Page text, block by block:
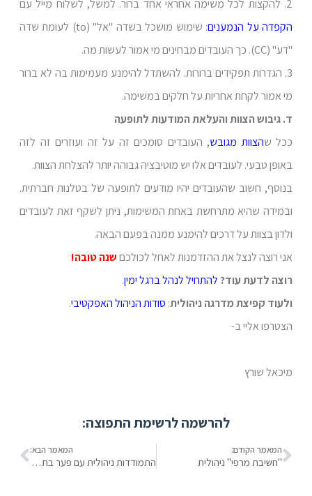
2. להקצות לכל משימה אחראי אחד ברור. למשל, לשלוח מייל עם
הקפדה על הנמענים
: שימוש מושכל בשדה "אל" (to) לעומת שדה
"דע" (CC). כך העובדים מבחינים מי אמור לעשות מה.
3. הגדרות תפקידים ברורות. להשתדל להימנע מעמימות בה לא ברור
מי אמור לקחת אחריות על חלקים במשימה.
ד. גיבוש הצוות והעלאת המודעות לתופעה
ככל שהצוות מגובש, העובדים סומכים זה על זה ועוזרים זה לזה
באופן טבעי. לעובדים אלו יש מוטיבציה גבוהה יותר להצלחת הצוות.
בנוסף, חשוב שהעובדים יהיו מודעים לתופעה של בטלנות חברתית.
ובמידה שהיא מתרחשת באחת המשימות, ניתן לשקף זאת לעובדים
ולדון בצוות על דרכים להימנע ממנה בפעם הבאה.
אני רוצה לנצל את ההזדמנות לאחל לכולכםשנה טובה!
רוצה לדעת עוד? להתחיל לנהל ברגל ימין.
ולעוד קפיצת מדרגה ניהולית: סודות הניהול האפקטיבי.
הצטרפו אליי ב-
מיכאל שורץ
להרשמה לרשימת התפוצה:
המאמר הקודם:
"חשיבת מרפי" ניהולית
המאמר הבא:
התמודדות ניהולית עם פער בתפקוד העובד